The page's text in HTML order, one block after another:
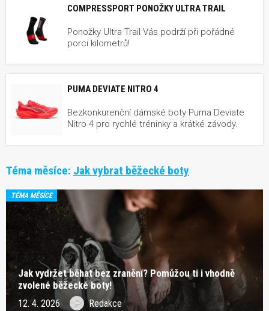
COMPRESSPORT PONOŽKY ULTRA TRAIL
Ponožky Ultra Trail Vás podrží při pořádné
porci kilometrů!
PUMA DEVIATE NITRO 4
Bezkonkurenční dámské boty Puma Deviate
Nitro 4 pro rychlé tréninky a krátké závody.
Téma měsíce: Jak vybrat běžecké boty
TÉMA MĚSÍCE
Jak vydržet běhat bez zranění? Pomůžou ti i vhodně
zvolené běžecké boty!
12. 4. 2026 Redakce